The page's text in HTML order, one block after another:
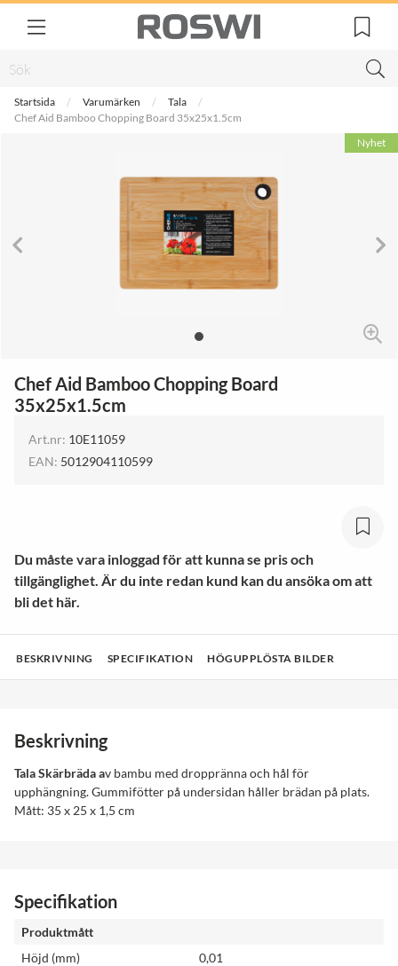
Startsida Varumärken
Tala
Chef Aid Bamboo Chopping Board 35x25x1.5cm
Nyhet
Chef Aid Bamboo Chopping Board
35x25x1.5cm
Art.nr: 10E11059
EAN: 5012904110599
Du måste vara inloggad för att kunna se pris och
tillgänglighet. Är du inte redan kund kan du ansöka om att
bli det här.
BESKRIVNING SPECIFIKATION HÖGUPPLÖSTA BILDER
Beskrivning
Tala Skärbräda av bambu med droppränna och hål för
upphängning. Gummifötter på undersidan håller brädan på plats.
Mått: 35 x 25 x 1,5 cm
Specifikation
Produktmått
Höjd (mm)
0,01